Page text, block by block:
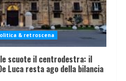
& retroscena
scuote il centrodestra: il
Luca resta ago della bilancia